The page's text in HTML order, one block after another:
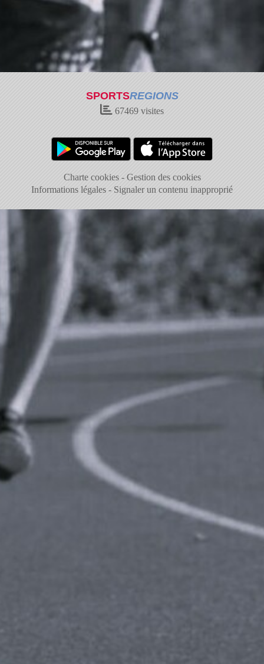
SPORTSREGIONS
67469 visites
Charte cookies
Gestion des cookies
Informations légales
Signaler un contenu inapproprié